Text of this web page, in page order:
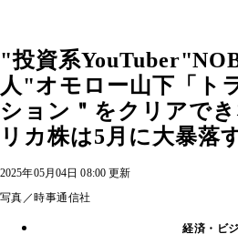
"投資系
人"オモロー山下「ト
ション＂をクリアで
リカ株は5月に大暴落
2025年05月04日 08:00 更新
写真／時事通信社
経済・ビ